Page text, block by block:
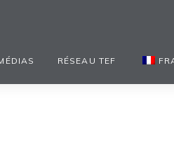
RÉSEAU TEF